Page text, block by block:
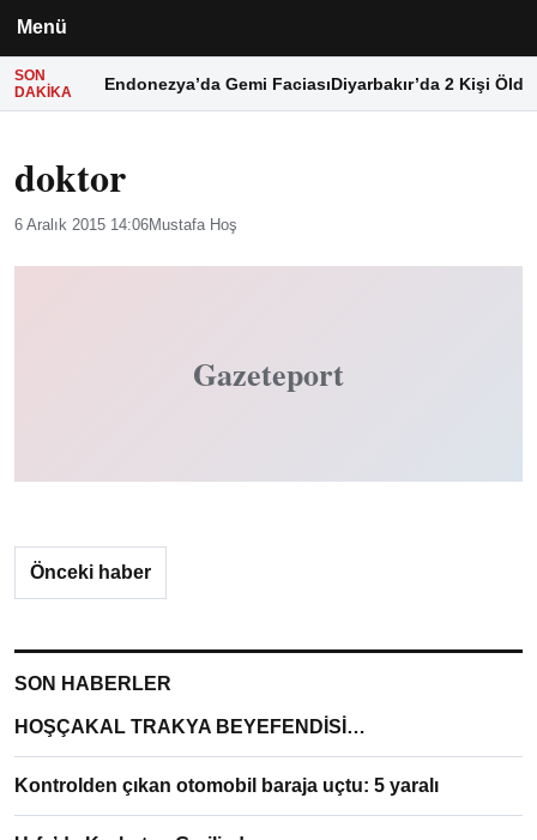
Menü
SON
DAKIKA
Endonezya’da Gemi FaciasıDiyarbakır’da 2 Kişi Öldü
doktor
6 Aralık 2015 14:06Mustafa Hoş
Gazeteport
Önceki haber
SON HABERLER
HOŞÇAKAL TRAKYA BEYEFENDİSİ…
Kontrolden çıkan otomobil baraja uçtu: 5 yaralı